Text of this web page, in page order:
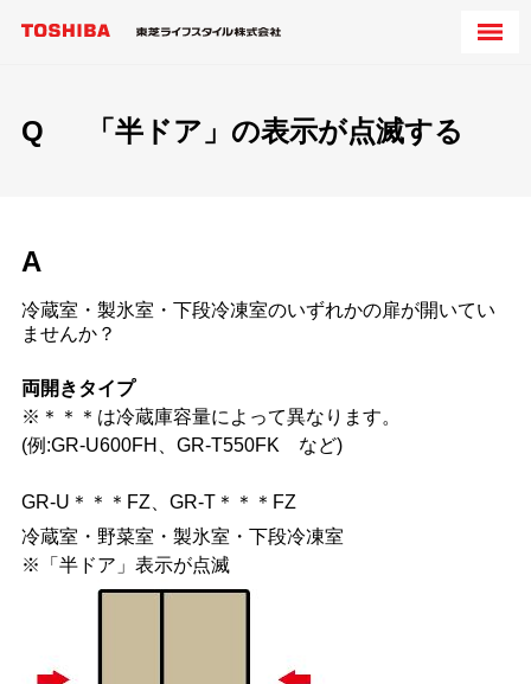
Q 「半ドア」の表示が点滅する
A
冷蔵室・製氷室・下段冷凍室のいずれかの扉が開いてい
ませんか？
両開きタイプ
※＊＊＊は冷蔵庫容量によって異なります。
(例:GR-U600FH、GR-T550FK など)
GR-U＊＊＊FZ、GR-T＊＊＊FZ
冷蔵室・野菜室・製氷室・下段冷凍室
※「半ドア」表示が点滅